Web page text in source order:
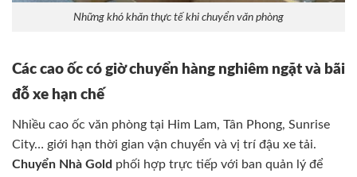
Những khó khăn thực tế khi chuyển văn phòng
Các cao ốc có giờ chuyển hàng nghiêm ngặt và bãi
đỗ xe hạn chế
Nhiều cao ốc văn phòng tại Him Lam, Tân Phong, Sunrise
City… giới hạn thời gian vận chuyển và vị trí đậu xe tải.
Chuyển Nhà Gold phối hợp trực tiếp với ban quản lý để